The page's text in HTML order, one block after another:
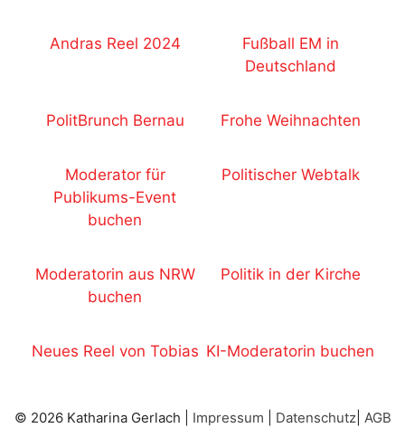
Andras Reel 2024
Fußball EM in
Deutschland
PolitBrunch Bernau Frohe Weihnachten
Moderator für
Publikums-Event
buchen
Politischer Webtalk
Moderatorin aus NRW
buchen
Politik in der Kirche
Neues Reel von Tobias KI-Moderatorin buchen
© 2026 Katharina Gerlach | Impressum Datenschutz| AGB